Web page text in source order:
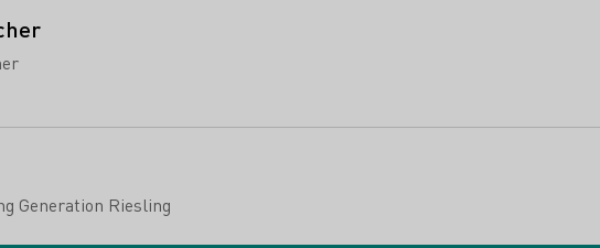
Generation Riesling